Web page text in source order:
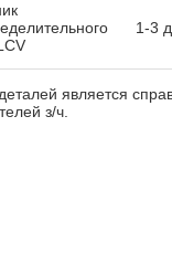
1-3
является
з/ч.